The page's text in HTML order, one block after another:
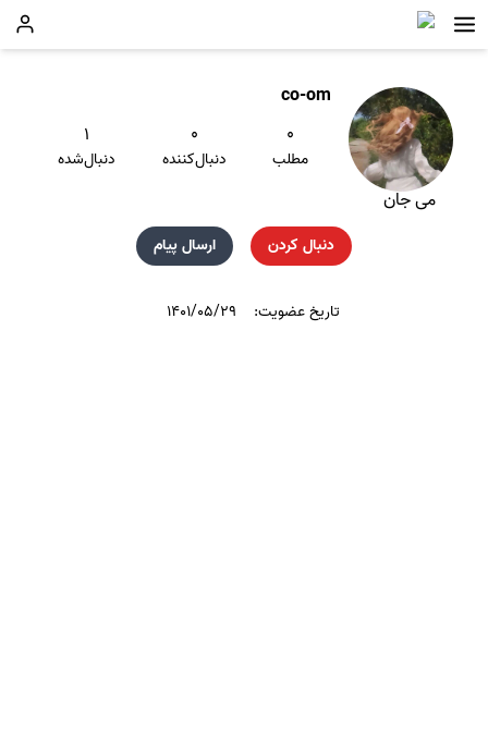
co-om
۰
مطلب
۰
دنبال‌کننده
۱
دنبال‌شده
می جان
دنبال کردن ارسال پیام
تاریخ عضویت: ۱۴۰۱/۰۵/۲۹